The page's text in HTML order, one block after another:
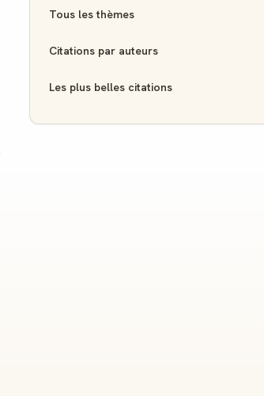
Tous les thèmes
Citations par auteurs
Les plus belles citations